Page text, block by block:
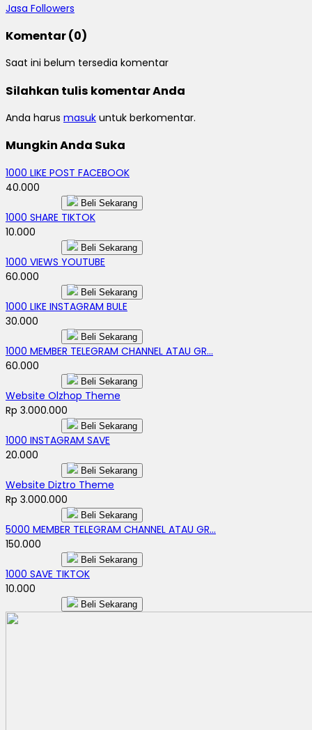
Jasa Followers
Komentar (0)
Saat ini belum tersedia komentar
Silahkan tulis komentar Anda
Anda harus masuk untuk berkomentar.
Mungkin Anda Suka
1000 LIKE POST FACEBOOK
40.000
Beli Sekarang
1000 SHARE TIKTOK
10.000
Beli Sekarang
1000 VIEWS YOUTUBE
60.000
Beli Sekarang
1000 LIKE INSTAGRAM BULE
30.000
Beli Sekarang
1000 MEMBER TELEGRAM CHANNEL ATAU GR...
60.000
Beli Sekarang
Website Olzhop Theme
Rp 3.000.000
Beli Sekarang
1000 INSTAGRAM SAVE
20.000
Beli Sekarang
Website Diztro Theme
Rp 3.000.000
Beli Sekarang
5000 MEMBER TELEGRAM CHANNEL ATAU GR...
150.000
Beli Sekarang
1000 SAVE TIKTOK
10.000
Beli Sekarang